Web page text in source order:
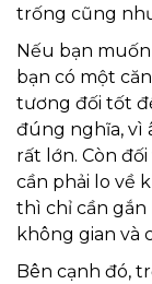
trống cũng
Nếu bạn
bạn có một
tương đối tốt
đúng nghĩa, vì
rất lớn. Còn
cần phải lo về
thì chỉ cần gắn
không gian và
Bên cạnh đó,